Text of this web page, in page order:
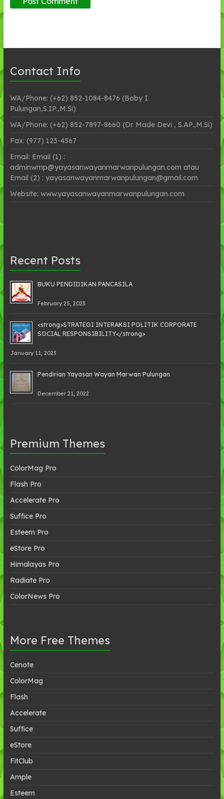
Contact Info
WA/Phone: (+62) 852-1084-8476 (Boby I
Pulungan,S.IP.,M.Si)
WA/Phone: (+62) 852-7897-8660 (Dr. Made Devi , S.AP.,M.Si)
Fax: (977) 123-4567
Email: Email (1) :
adminwmp@yayasanwayanmarwanpulungan.com atau
Email (2) : yayasanwayanmarwanpulungan@gmail.com
Website: www.yayasanwayanmarwanpulungan.com
Recent Posts
BUKU PENDIDIKAN PANCASILA
February 25, 2023
<strong>STRATEGI INTERAKSI POLITIK CORPORATE
SOCIAL RESPONSIBILITY</strong>
January 11, 2023
Pendirian Yayasan Wayan Marwan Pulungan
December 21, 2022
Premium Themes
ColorMag Pro
Flash Pro
Accelerate Pro
Suffice Pro
Esteem Pro
eStore Pro
Himalayas Pro
Radiate Pro
ColorNews Pro
More Free Themes
Cenote
ColorMag
Flash
Accelerate
Suffice
eStore
FitClub
Ample
Esteem